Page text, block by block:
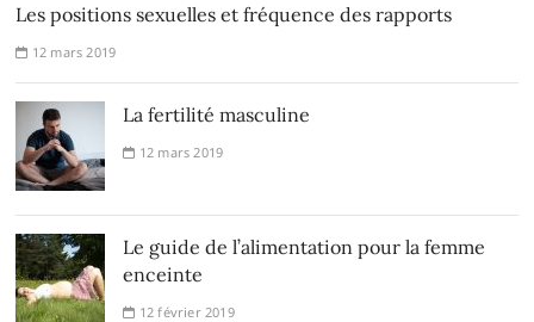
Les positions sexuelles et fréquence des rapports
12 mars 2019
La fertilité masculine
12 mars 2019
Le guide de l’alimentation pour la femme
enceinte
12 février 2019